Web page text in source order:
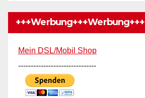
+++Werbung+++Werbung+++
Mein DSL/Mobil Shop
-------------------------------